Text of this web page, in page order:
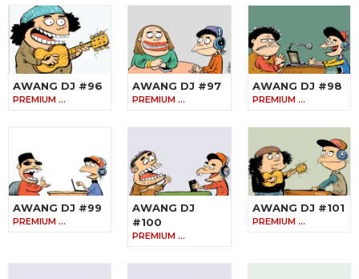
AWANG DJ #96
PREMIUM …
AWANG DJ #97
PREMIUM …
AWANG DJ #98
PREMIUM …
AWANG DJ #99
PREMIUM …
AWANG DJ
#100
PREMIUM …
AWANG DJ #101
PREMIUM …